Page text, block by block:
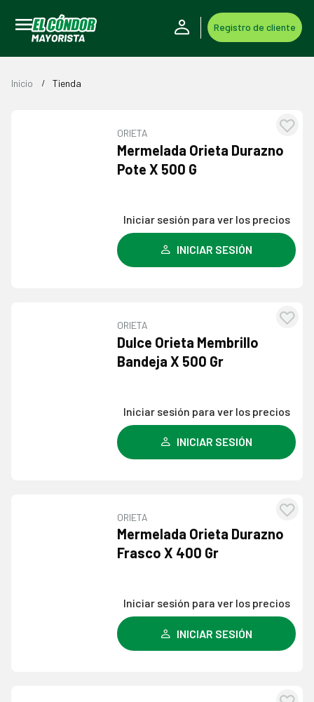
Registro de cliente
Inicio Tienda
ORIETA
Mermelada Orieta Durazno
Pote X 500 G
Iniciar sesión para ver los precios
INICIAR SESIÓN
ORIETA
Dulce Orieta Membrillo
Bandeja X 500 Gr
Iniciar sesión para ver los precios
INICIAR SESIÓN
ORIETA
Mermelada Orieta Durazno
Frasco X 400 Gr
Iniciar sesión para ver los precios
INICIAR SESIÓN